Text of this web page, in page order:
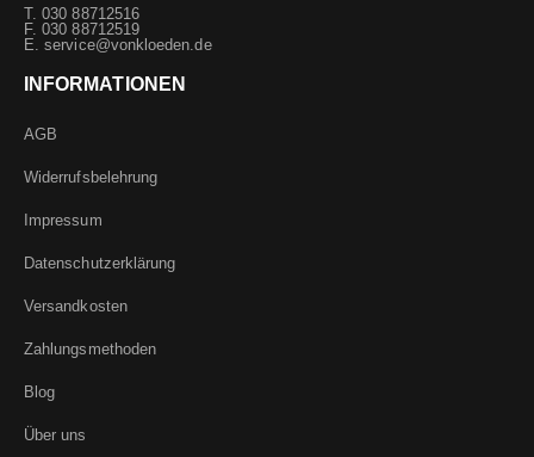
T. 030 88712516
F. 030 88712519
E.service@vonkloeden.de
INFORMATIONEN
AGB
Widerrufsbelehrung
Impressum
Datenschutzerklärung
Versandkosten
Zahlungsmethoden
Blog
Über uns